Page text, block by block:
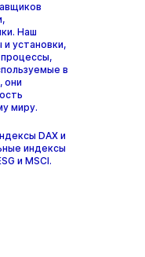
Наш
установки,
в
они
миру.
DAX и
индексы
и MSCI.